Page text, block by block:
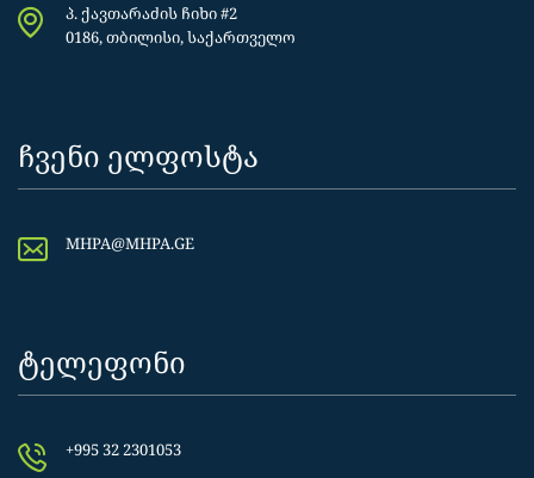
პ. ქავთარაძის ჩიხი #2
0186, თბილისი, საქართველო
ჩვენი ელფოსტა
MHPA@MHPA.GE
ტელეფონი
+995 32 2301053